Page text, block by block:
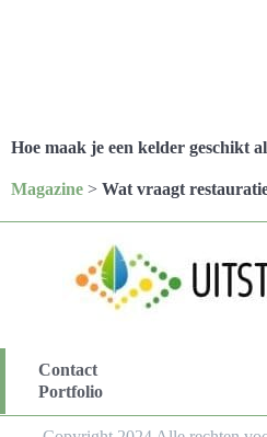
Hoe maak je een kelder geschikt
Magazine > Wat vraagt
Contact
Portfolio